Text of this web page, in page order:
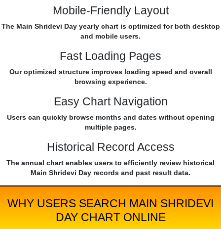
Mobile-Friendly Layout
The Main Shridevi Day yearly chart is optimized for both desktop
and mobile users.
Fast Loading Pages
Our optimized structure improves loading speed and overall
browsing experience.
Easy Chart Navigation
Users can quickly browse months and dates without opening
multiple pages.
Historical Record Access
The annual chart enables users to efficiently review historical
Main Shridevi Day records and past result data.
WHY USERS SEARCH MAIN SHRIDEVI
DAY CHART ONLINE